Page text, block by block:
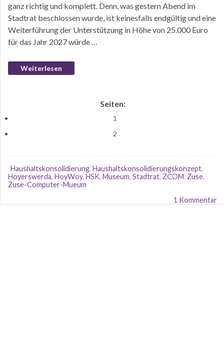
ganz richtig und komplett. Denn, was gestern Abend im
Stadtrat beschlossen wurde, ist keinesfalls endgültig und eine
Weiterführung der Unterstützung in Höhe von 25.000 Euro
für das Jahr 2027 würde …
Weiterlesen
Seiten:
1
2
Haushaltskonsolidierung, Haushaltskonsolidierungskonzept,
Hoyerswerda, HoyWoy, HSK, Museum, Stadtrat, ZCOM, Zuse,
Zuse-Computer-Mueum
1 Kommentar